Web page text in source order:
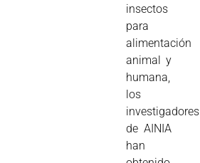
insectos
para
alimentación
animal y
humana,
los
investigadores
de AINIA
han